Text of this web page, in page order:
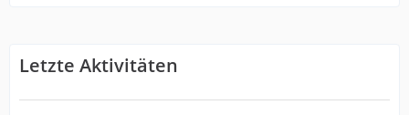
Letzte Aktivitäten